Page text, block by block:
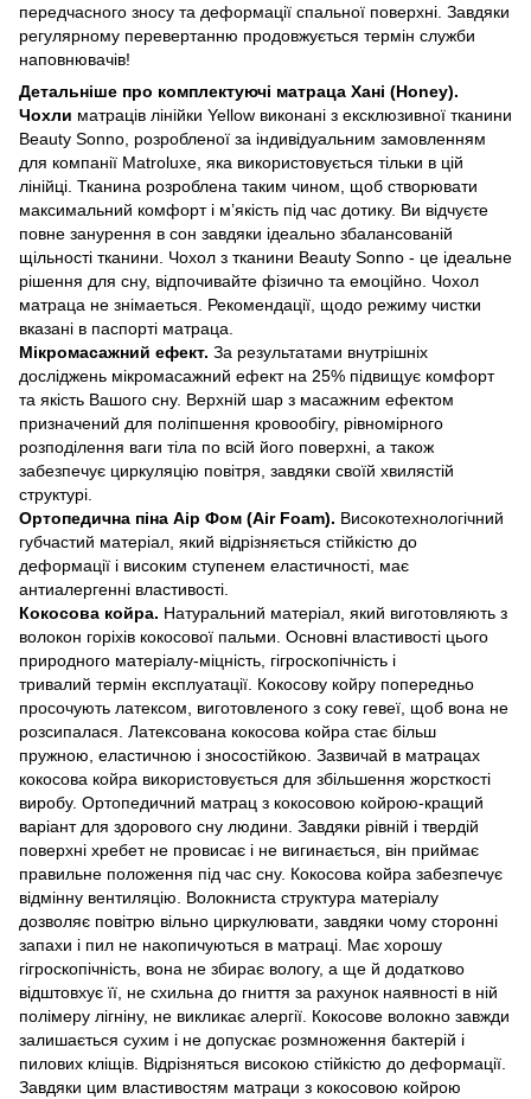
передчасного зносу та деформації спальної поверхні. Завдяки
регулярному перевертанню продовжується термін служби
наповнювачів!
Детальніше про комплектуючі матраца Хані (Honey).
Чохли матраців лінійки Yellow виконані з ексклюзивної тканини
Beauty Sonno, розробленої за індивідуальним замовленням
для компанії Matroluxe, яка використовується тільки в цій
лінійці. Тканина розроблена таким чином, щоб створювати
максимальний комфорт і м’якість під час дотику. Ви відчуєте
повне занурення в сон завдяки ідеально збалансованій
щільності тканини. Чохол з тканини Beauty Sonno - це ідеальне
рішення для сну, відпочивайте фізично та емоційно. Чохол
матраца не знімаеться. Рекомендації, щодо режиму чистки
вказані в паспорті матраца.
Мікромасажний ефект. За результатами внутрішніх
досліджень мікромасажний ефект на 25% підвищує комфорт
та якість Вашого сну. Верхній шар з масажним ефектом
призначений для поліпшення кровообігу, рівномірного
розподілення ваги тіла по всій його поверхні, а також
забезпечує циркуляцію повітря, завдяки своїй хвилястій
структурі.
Ортопедична піна Аір Фом (Air Foam). Високотехнологічний
губчастий матеріал, який відрізняється стійкістю до
деформації і високим ступенем еластичності, має
антиалергенні властивості.
Кокосова койра. Натуральний матеріал, який виготовляють з
волокон горіхів кокосової пальми. Основні властивості цього
природного матеріалу-міцність, гігроскопічність і
тривалий термін експлуатації. Кокосову койру попередньо
просочують латексом, виготовленого з соку гевеї, щоб вона не
розсипалася. Латексована кокосова койра стає більш
пружною, еластичною і зносостійкою. Зазвичай в матрацах
кокосова койра використовується для збільшення жорсткості
виробу. Ортопедичний матрац з кокосовою койрою-кращий
варіант для здорового сну людини. Завдяки рівній і твердій
поверхні хребет не провисає і не вигинається, він приймає
правильне положення під час сну. Кокосова койра забезпечує
відмінну вентиляцію. Волокниста структура матеріалу
дозволяє повітрю вільно циркулювати, завдяки чому сторонні
запахи і пил не накопичуються в матраці. Має хорошу
гігроскопічність, вона не збирає вологу, а ще й додатково
відштовхує її, не схильна до гниття за рахунок наявності в ній
полімеру лігніну, не викликає алергії. Кокосове волокно завжди
залишається сухим і не допускає розмноження бактерій і
пилових кліщів. Відрізняться високою стійкістю до деформації.
Завдяки цим властивостям матраци з кокосовою койрою